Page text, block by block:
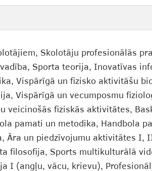
Skolotāju profesionālās
Sporta teorija, Inovatīvas
Vispārīgā un fizisko aktivitāšu
Vispārīgā un vecumposmu
veicinošās fiziskās aktivitātes,
pamati un metodika, Handbola
Āra un piedzīvojumu aktivitātes
filosofija, Sports multikulturālā
I (angļu, vācu, krievu),